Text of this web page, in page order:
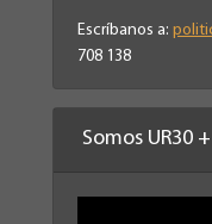
Escríbanos a:
708 138
Somos UR30